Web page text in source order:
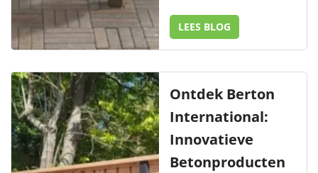
LEES BLOG
Ontdek Berton
International:
Innovatieve
Betonproducten